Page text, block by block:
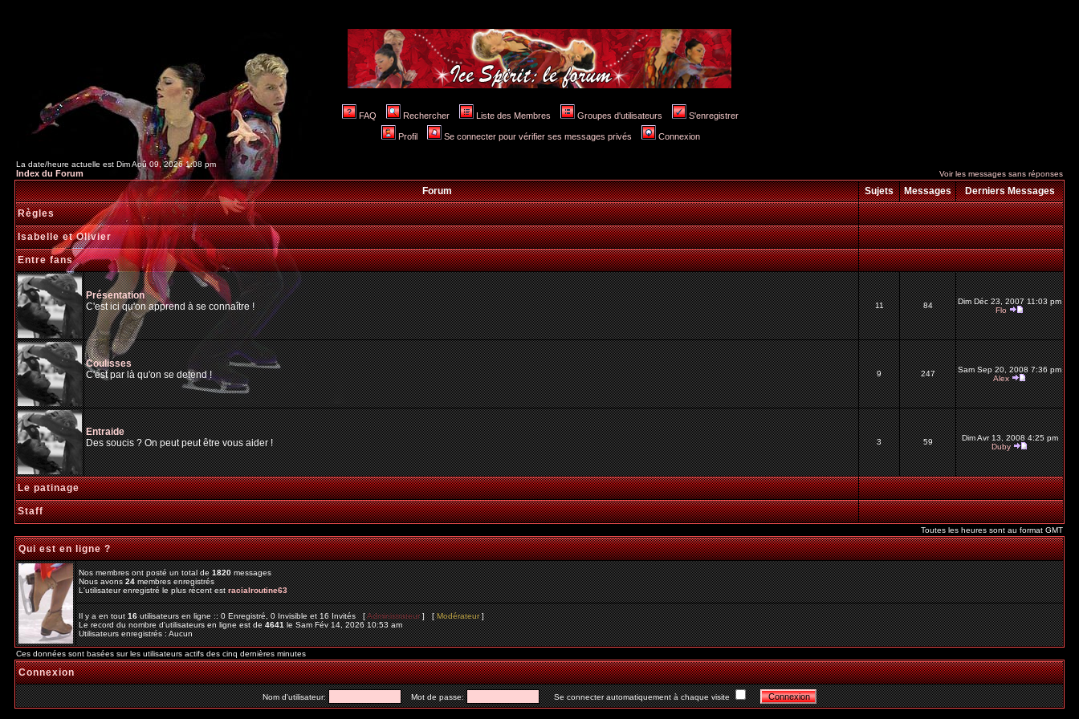
FAQ Rechercher Liste des Membres Groupes d'utilisateurs S'enregistrer
Profil Se connecter pour vérifier ses messages privés Connexion
La date/heure actuelle est Dim Aoû 09, 2026 1:08 pm
Index du Forum Voir les messages sans réponses
Forum Sujets Messages
Derniers Messages
Règles
Isabelle et Olivier
Entre fans
Présentation
C'est ici qu'on apprend à se connaître !
11 84
Dim Déc 23, 2007 11:03 pm
Flo
Coulisses
C'est par là qu'on se detend !
9 247
Sam Sep 20, 2008 7:36 pm
Alex
Entraide
Des soucis ? On peut peut être vous aider !
3 59
Dim Avr 13, 2008 4:25 pm
Duby
Le patinage
Staff
Toutes les heures sont au format GMT
Qui est en ligne ?
Nos membres ont posté un total de1820messages
Nous avons24membres enregistrés
L'utilisateur enregistré le plus récent estracialroutine63
Il y a en tout16utilisateurs en ligne :: 0 Enregistré, 0 Invisible et 16 Invités [Administrateur] [Modérateur]
Le record du nombre d'utilisateurs en ligne est de4641le Sam Fév 14, 2026 10:53 am
Utilisateurs enregistrés : Aucun
Ces données sont basées sur les utilisateurs actifs des cinq dernières minutes
Connexion
Nom d'utilisateur: Mot de passe: Se connecter automatiquement à chaque visite